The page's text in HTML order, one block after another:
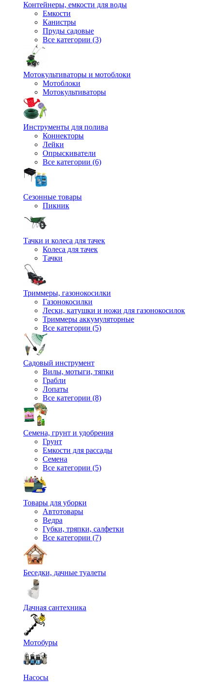
Контейнеры, емкости для воды
Емкости
Канистры
Пруды садовые
Все категории (3)
Мотокультиваторы и мотоблоки
Мотоблоки
Мотокультиваторы
Инструменты для полива
Коннекторы
Лейки
Опрыскиватели
Все категории (6)
Сезонные товары
Пикник
Тачки и колеса для тачек
Колеса для тачек
Тачки
Триммеры, газонокосилки
Газонокосилки
Лески, катушки и ножи для газонокосилок
Триммеры аккумуляторные
Все категории (5)
Садовый инструмент
Вилы, мотыги, тяпки
Грабли
Лопаты
Все категории (8)
Семена, грунт и удобрения
Грунт
Емкости для рассады
Семена
Все категории (5)
Товары для уборки
Автотовары
Ведра
Губки, тряпки, салфетки
Все категории (7)
Беседки, дачные туалеты
Дачная сантехника
Мотобуры
Насосы